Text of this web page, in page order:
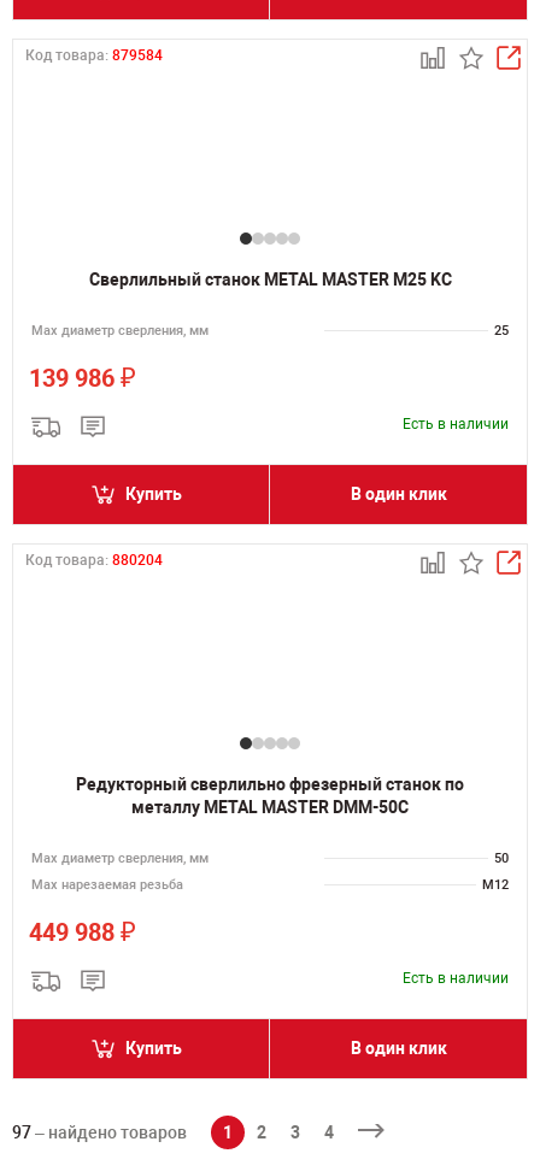
Код товара: 879584
Сверлильный станок METAL MASTER M25 KC
Мах диаметр сверления, мм 25
139 986 ₽
Есть в наличии
Купить В один клик
Код товара: 880204
Редукторный сверлильно фрезерный станок по
металлу METAL MASTER DMM-50C
Мах диаметр сверления, мм
50
Мах нарезаемая резьба
M12
449 988 ₽
Есть в наличии
Купить В один клик
97– найдено товаров 1 2 3 4